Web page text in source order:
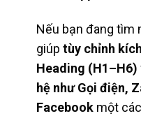
Nếu bạn đang tìm
giúp tùy chỉnh
Heading (H1–H6)
hệ như Gọi điện,
Facebookmột